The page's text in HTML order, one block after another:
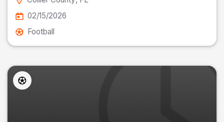
02/15/2026
Football